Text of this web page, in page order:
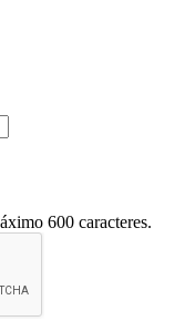
600 caracteres.